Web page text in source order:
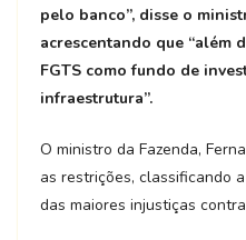
pelo banco”, disse o
acrescentando que “além
FGTS como fundo de
infraestrutura”.
O ministro da Fazenda,
as restrições, classificando
das maiores injustiças